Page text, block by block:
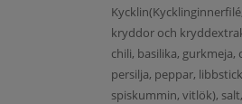
kryddor och
chili, basilika, gurkmeja,
persilja, peppar,
spiskummin, vitlök),